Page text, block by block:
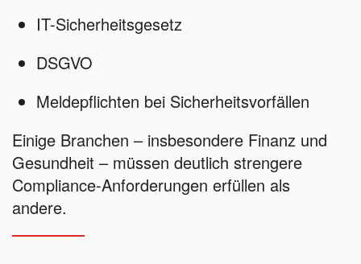
IT-Sicherheitsgesetz
DSGVO
Meldepflichten bei Sicherheitsvorfällen
Einige Branchen – insbesondere Finanz und
Gesundheit – müssen deutlich strengere
Compliance-Anforderungen erfüllen als
andere.